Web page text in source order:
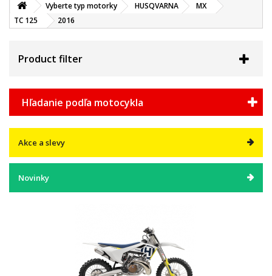
Vyberte typ motorky HUSQVARNA
MX
TC 125
2016
Product filter
Hľadanie podľa motocykla
Akce a slevy
Novinky